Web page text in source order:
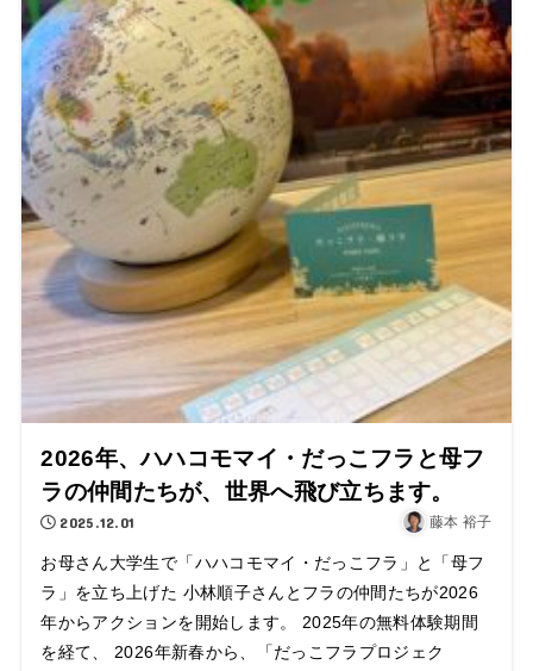
2026年、ハハコモマイ・だっこフラと母フ
ラの仲間たちが、世界へ飛び立ちます。
2025.12.01 藤本 裕子
お母さん大学生で「ハハコモマイ・だっこフラ」と「母フ
ラ」を立ち上げた 小林順子さんとフラの仲間たちが2026
年からアクションを開始します。 2025年の無料体験期間
を経て、 2026年新春から、「だっこフラプロジェク